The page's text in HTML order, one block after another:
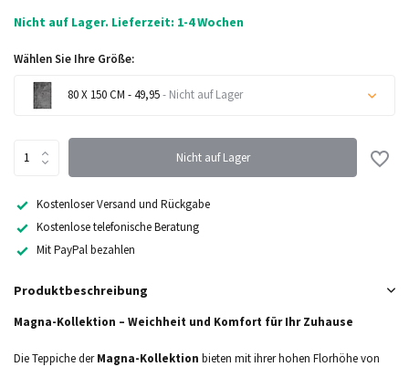
Nicht auf Lager. Lieferzeit: 1-4 Wochen
Wählen Sie Ihre Größe:
80 X 150 CM - 49,95- Nicht auf Lager
Nicht auf Lager
Nicht auf Lager
Kostenloser Versand und Rückgabe
Kostenlose telefonische Beratung
Mit PayPal bezahlen
Produktbeschreibung
Magna-Kollektion – Weichheit und Komfort für Ihr Zuhause
Die Teppiche derMagna-Kollektion bieten mit ihrer hohen Florhöhe von